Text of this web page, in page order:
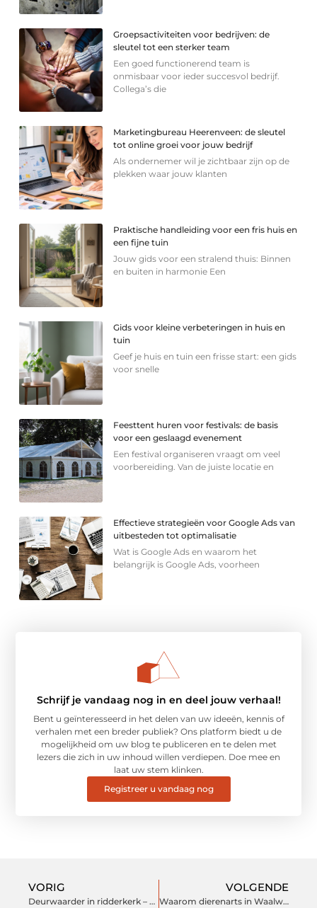
Groepsactiviteiten voor bedrijven: de
sleutel tot een sterker team
Een goed functionerend team is
onmisbaar voor ieder succesvol bedrijf.
Collega’s die
Marketingbureau Heerenveen: de sleutel
tot online groei voor jouw bedrijf
Als ondernemer wil je zichtbaar zijn op de
plekken waar jouw klanten
Praktische handleiding voor een fris huis en
een fijne tuin
Jouw gids voor een stralend thuis: Binnen
en buiten in harmonie Een
Gids voor kleine verbeteringen in huis en
tuin
Geef je huis en tuin een frisse start: een gids
voor snelle
Feesttent huren voor festivals: de basis
voor een geslaagd evenement
Een festival organiseren vraagt om veel
voorbereiding. Van de juiste locatie en
Effectieve strategieën voor Google Ads van
uitbesteden tot optimalisatie
Wat is Google Ads en waarom het
belangrijk is Google Ads, voorheen
Schrijf je vandaag nog in en deel jouw verhaal!
Bent u geïnteresseerd in het delen van uw ideeën, kennis of
verhalen met een breder publiek? Ons platform biedt u de
mogelijkheid om uw blog te publiceren en te delen met
lezers die zich in uw inhoud willen verdiepen. Doe mee en
laat uw stem klinken.
Registreer u vandaag nog
VORIG
Deurwaarder in ridderkerk – alles wat je moet weten
VOLGENDE
Waarom dierenarts in Waalwijk de beste keuze is voor uw huisdier